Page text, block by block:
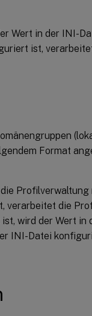
Wert in der INI-
ist,
Format
verarbeitet die
wird der Wert in
INI-Datei